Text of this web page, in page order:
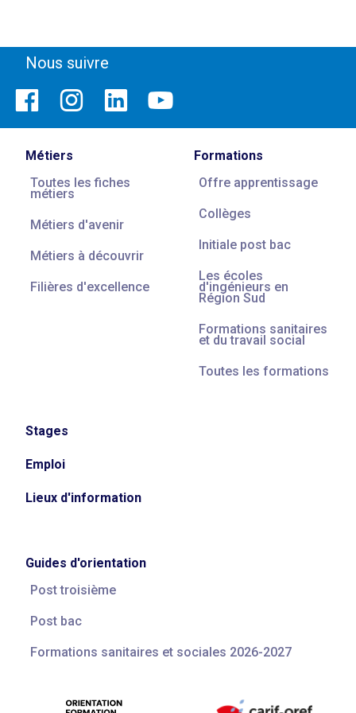
Nous suivre
Métiers
Toutes les fiches
métiers
Métiers d'avenir
Métiers à découvrir
Filières d'excellence
Formations
Offre apprentissage
Collèges
Initiale post bac
Les écoles
d'ingénieurs en
Région Sud
Formations sanitaires
et du travail social
Toutes les formations
Stages
Emploi
Lieux d'information
Guides d'orientation
Post troisième
Post bac
Formations sanitaires et sociales 2026-2027